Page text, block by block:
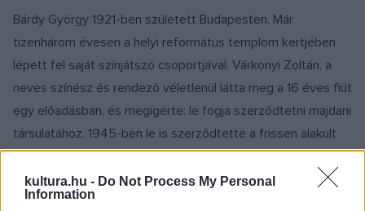
kultura.hu - Do Not Process My Personal
Information
Bárdy György 1921-ben született Budapesten. Már
tizenhárom évesen a helyi református templom kertjében
lépett fel saját színjátszó csoportjával. Várkonyi Zoltán, a
neves színész és rendező véletlenül látta meg a 16 éves fiút
egy előadásban, és megígérte: le fogja szerződtetni majdani
társulatához. 1945-ben le is szerződtette a frissen alakult
Művész Színházba. Elsőnek Grumio szerepét kapta a
Makrancos hölgyben. A színházi előadások után
rendszeresen fellépett a Casanova és az Arizona Irodalmi